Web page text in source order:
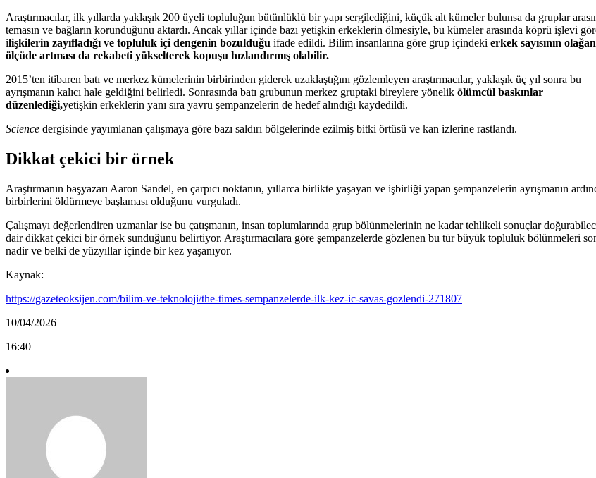
Araştırmacılar, ilk yıllarda yaklaşık 200 üyeli topluluğun bütünlüklü bir yapı sergilediğini, küçük alt kümeler bulunsa da gruplar
temasın ve bağların korunduğunu aktardı. Ancak yıllar içinde bazı yetişkin erkeklerin ölmesiyle, bu kümeler arasında köprü işlevi
ilişkilerin zayıfladığı ve topluluk içi dengenin bozulduğu ifade edildi. Bilim insanlarına göre grup içindeki erkek sayısının
ölçüde artması da rekabeti yükselterek kopuşu hızlandırmış olabilir.
2015’ten itibaren batı ve merkez kümelerinin birbirinden giderek uzaklaştığını gözlemleyen araştırmacılar, yaklaşık üç yıl sonra bu
ayrışmanın kalıcı hale geldiğini belirledi. Sonrasında batı grubunun merkez gruptaki bireylere yönelik ölümcül baskınlar
düzenlediği,yetişkin erkeklerin yanı sıra yavru şempanzelerin de hedef alındığı kaydedildi.
Science dergisinde yayımlanan çalışmaya göre bazı saldırı bölgelerinde ezilmiş bitki örtüsü ve kan izlerine rastlandı.
Dikkat çekici bir örnek
Araştırmanın başyazarı Aaron Sandel, en çarpıcı noktanın, yıllarca birlikte yaşayan ve işbirliği yapan şempanzelerin ayrışmanın
birbirlerini öldürmeye başlaması olduğunu vurguladı.
Çalışmayı değerlendiren uzmanlar ise bu çatışmanın, insan toplumlarında grup bölünmelerinin ne kadar tehlikeli sonuçlar
dair dikkat çekici bir örnek sunduğunu belirtiyor. Araştırmacılara göre şempanzelerde gözlenen bu tür büyük topluluk bölünmeleri
nadir ve belki de yüzyıllar içinde bir kez yaşanıyor.
Kaynak:
https://gazeteoksijen.com/bilim-ve-teknoloji/the-times-sempanzelerde-ilk-kez-ic-savas-gozlendi-271807
10/04/2026
16:40